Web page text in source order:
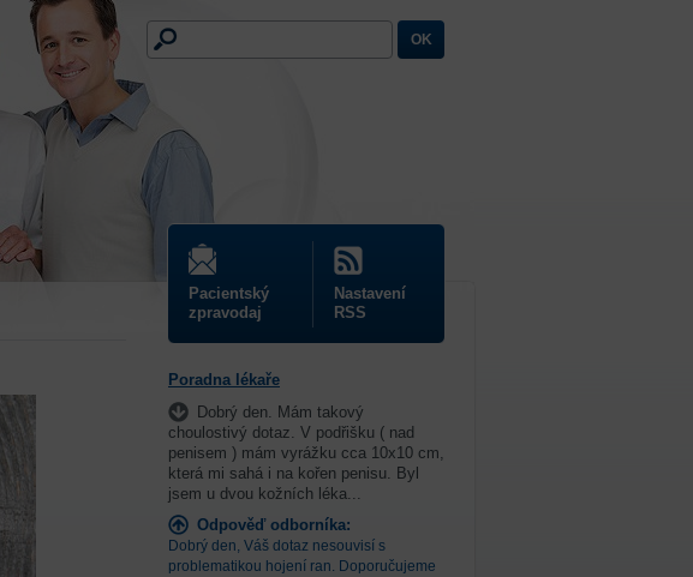
Pacientský
zpravodaj
Nastavení
RSS
Poradna lékaře
Dobrý den. Mám takový
choulostivý dotaz. V podřišku ( nad
penisem ) mám vyrážku cca 10x10 cm,
která mi sahá i na kořen penisu. Byl
jsem u dvou kožních léka...
Odpověď odborníka:
Dobrý den, Váš dotaz nesouvisí s
problematikou hojení ran. Doporučujeme